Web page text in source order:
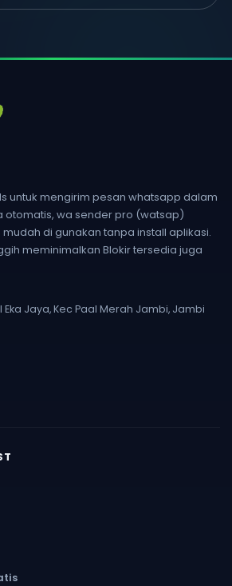
untuk mengirim pesan whatsapp dalam
otomatis, wa sender pro (watsap)
di gunakan tanpa install aplikasi.
meminimalkan Blokir tersedia juga
Eka Jaya, Kec Paal Merah Jambi, Jambi